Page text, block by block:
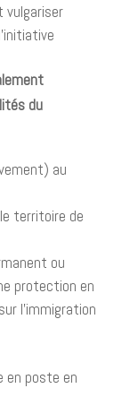
vulgariser
du
au
territoire de
ou
protection en
l’immigration
en poste en